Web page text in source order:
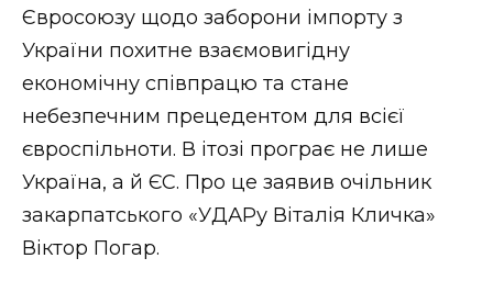
ЗАКАРПАТСЬКІ НОВИНИ
НОВИНИ ЗАХІДНОЇ УКРАЇНИ
Євросоюзу щодо заборони імпорту з
України похитне взаємовигідну
економічну співпрацю та стане
небезпечним прецедентом для всієї
євроспільноти. В ітозі програє не лише
Україна, а й ЄС. Про це заявив очільник
закарпатського «УДАРу Віталія Кличка»
Віктор Погар.